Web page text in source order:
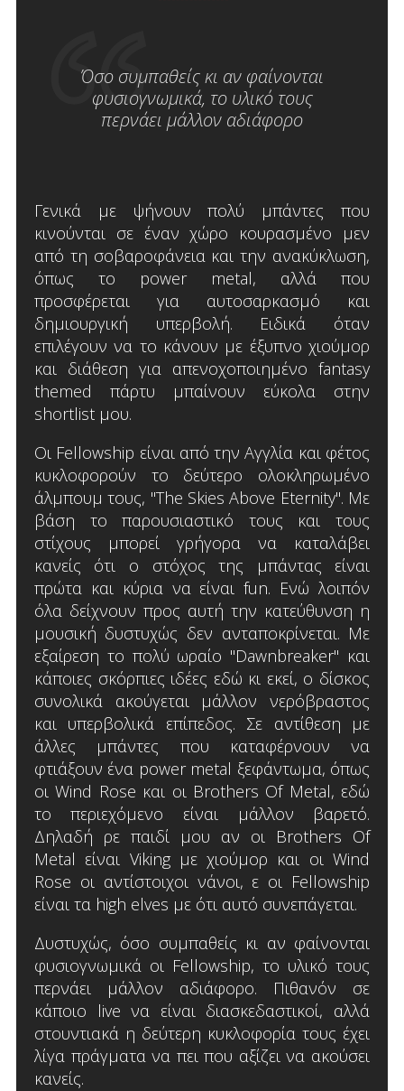
Όσο συμπαθείς κι αν φαίνονται
φυσιογνωμικά, το υλικό τους
περνάει μάλλον αδιάφορο
Γενικά με ψήνουν πολύ μπάντες που
κινούνται σε έναν χώρο κουρασμένο μεν
από τη σοβαροφάνεια και την ανακύκλωση,
όπως το power metal, αλλά που
προσφέρεται για αυτοσαρκασμό και
δημιουργική υπερβολή. Ειδικά όταν
επιλέγουν να το κάνουν με έξυπνο χιούμορ
και διάθεση για απενοχοποιημένο fantasy
themed πάρτυ μπαίνουν εύκολα στην
shortlist μου.
Οι Fellowship είναι από την Αγγλία και φέτος
κυκλοφορούν το δεύτερο ολοκληρωμένο
άλμπουμ τους, "The Skies Above Eternity". Με
βάση το παρουσιαστικό τους και τους
στίχους μπορεί γρήγορα να καταλάβει
κανείς ότι ο στόχος της μπάντας είναι
πρώτα και κύρια να είναι fun. Ενώ λοιπόν
όλα δείχνουν προς αυτή την κατεύθυνση η
μουσική δυστυχώς δεν ανταποκρίνεται. Με
εξαίρεση το πολύ ωραίο "Dawnbreaker" και
κάποιες σκόρπιες ιδέες εδώ κι εκεί, ο δίσκος
συνολικά ακούγεται μάλλον νερόβραστος
και υπερβολικά επίπεδος. Σε αντίθεση με
άλλες μπάντες που καταφέρνουν να
φτιάξουν ένα power metal ξεφάντωμα, όπως
οι Wind Rose και οι Brothers Of Metal, εδώ
το περιεχόμενο είναι μάλλον βαρετό.
Δηλαδή ρε παιδί μου αν οι Brothers Of
Metal είναι Viking με χιούμορ και οι Wind
Rose οι αντίστοιχοι νάνοι, ε οι Fellowship
είναι τα high elves με ότι αυτό συνεπάγεται.
Δυστυχώς, όσο συμπαθείς κι αν φαίνονται
φυσιογνωμικά οι Fellowship, το υλικό τους
περνάει μάλλον αδιάφορο. Πιθανόν σε
κάποιο live να είναι διασκεδαστικοί, αλλά
στουντιακά η δεύτερη κυκλοφορία τους έχει
λίγα πράγματα να πει που αξίζει να ακούσει
κανείς.